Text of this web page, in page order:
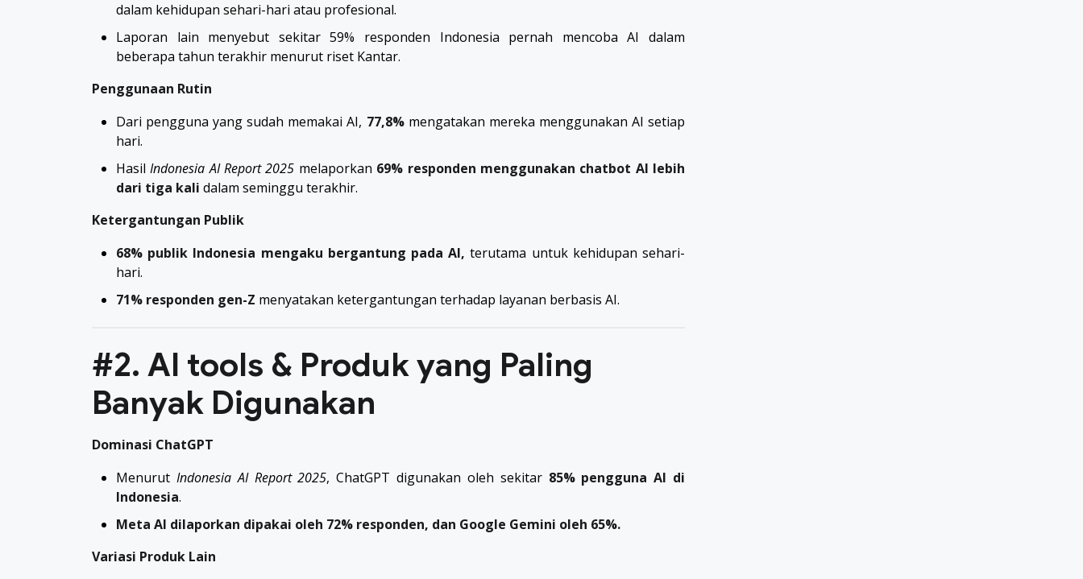
dalam kehidupan sehari-hari atau profesional.
Laporan lain menyebut sekitar 59% responden Indonesia pernah mencoba AI dalam
beberapa tahun terakhir menurut riset Kantar.
Penggunaan Rutin
Dari pengguna yang sudah memakai AI, 77,8%mengatakan mereka menggunakan AI setiap
hari.
HasilIndonesia AI Report 2025 melaporkan 69% responden menggunakan chatbot AI lebih
dari tiga kali dalam seminggu terakhir.
Ketergantungan Publik
68% publik Indonesia mengaku bergantung pada AI, terutama untuk kehidupan sehari-
hari.
71% responden gen-Z menyatakan ketergantungan terhadap layanan berbasis AI.
#2. AI tools & Produk yang Paling
Banyak Digunakan
Dominasi ChatGPT
Menurut Indonesia AI Report 2025, ChatGPT digunakan oleh sekitar 85% pengguna AI di
Indonesia.
Meta AI dilaporkan dipakai oleh 72% responden, dan Google Gemini oleh 65%.
Variasi Produk Lain